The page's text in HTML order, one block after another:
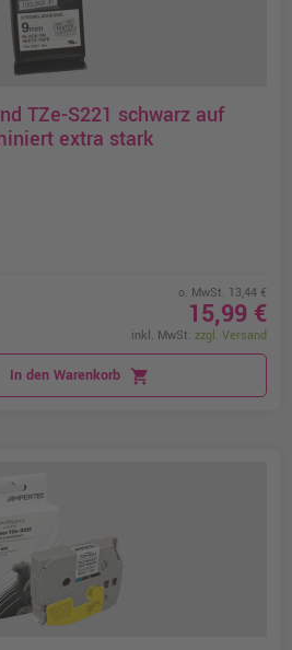
TZe-S221 schwarz auf
extra stark
o. MwSt. 13,44 €
15,99 €
inkl. MwSt. zzgl. Versand
In den Warenkorb shopping_cart